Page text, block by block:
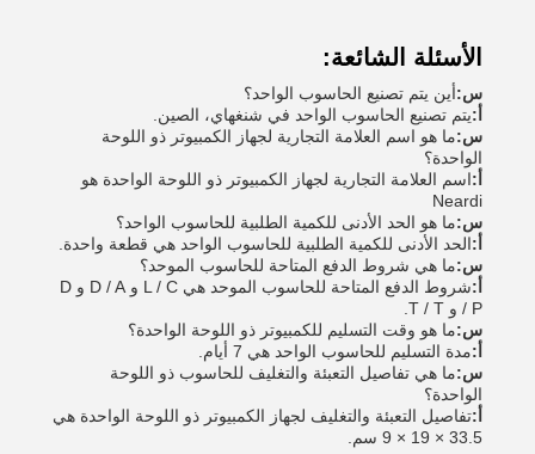
الأسئلة الشائعة:
س:أين يتم تصنيع الحاسوب الواحد؟
أ:يتم تصنيع الحاسوب الواحد في شنغهاي، الصين.
س:ما هو اسم العلامة التجارية لجهاز الكمبيوتر ذو اللوحة
الواحدة؟
أ:اسم العلامة التجارية لجهاز الكمبيوتر ذو اللوحة الواحدة هو
Neardi
س:ما هو الحد الأدنى للكمية الطلبية للحاسوب الواحد؟
أ:الحد الأدنى للكمية الطلبية للحاسوب الواحد هي قطعة واحدة.
س:ما هي شروط الدفع المتاحة للحاسوب الموحد؟
أ:
شروط الدفع المتاحة للحاسوب الموحد هي L / C و D / A و D
/ P و T / T.
س:ما هو وقت التسليم للكمبيوتر ذو اللوحة الواحدة؟
أ:مدة التسليم للحاسوب الواحد هي 7 أيام.
س:ما هي تفاصيل التعبئة والتغليف للحاسوب ذو اللوحة
الواحدة؟
أ:تفاصيل التعبئة والتغليف لجهاز الكمبيوتر ذو اللوحة الواحدة هي
33.5 × 19 × 9 سم.